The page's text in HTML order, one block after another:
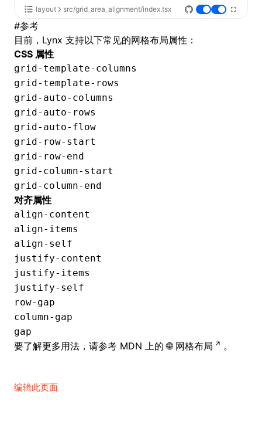
layout src/grid_area_alignment/index.tsx
#参考
目前，Lynx 支持以下常见的网格布局属性：
CSS 属性
grid-template-columns
grid-template-rows
grid-auto-columns
grid-auto-rows
grid-auto-flow
grid-row-start
grid-row-end
grid-column-start
grid-column-end
对齐属性
align-content
align-items
align-self
justify-content
justify-items
justify-self
row-gap
column-gap
gap
要了解更多用法，请参考 MDN 上的 网格布局 。
编辑此页面